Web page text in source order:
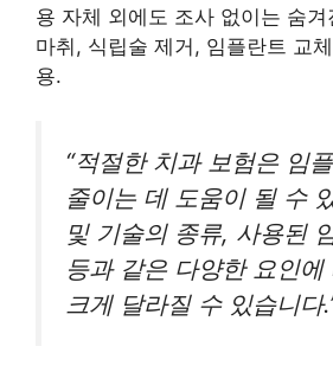
용 자체 외에도 조사 없이는 숨
마취, 식립술 제거, 임플란트 교
용.
“적절한 치과 보험은 임
줄이는 데 도움이 될 수
및 기술의 종류, 사용된
등과 같은 다양한 요인에
크게 달라질 수 있습니다